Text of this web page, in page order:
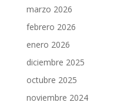
marzo 2026
febrero 2026
enero 2026
diciembre 2025
octubre 2025
noviembre 2024